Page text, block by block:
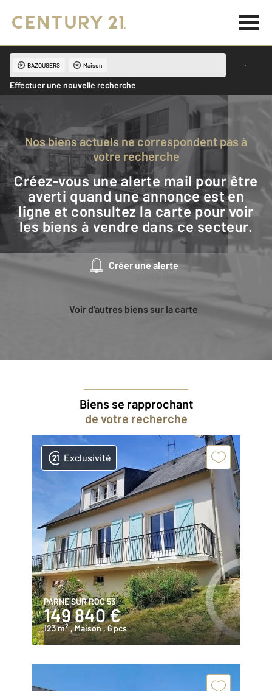
BAZOUGERS Maison
Effectuer une nouvelle recherche
Nos biens actuels ne correspondent pas à
votre recherche
Créez-vous une alerte mail pour être
averti quand une annonce est en
ligne et consultez la carte pour voir
les biens à vendre dans ce secteur.
Créer une alerte
Voir d'autres biens sur la carte
Biens se rapprochant
de votre recherche
Exclusivité
PARNE SUR ROC 53
149 840 €
123 m2 , Maison, 6 pcs